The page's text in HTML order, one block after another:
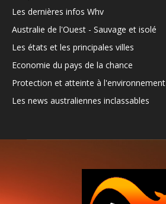
Les dernières infos Whv
Australie de l'Ouest - Sauvage et isolé
Les états et les principales villes
Economie du pays de la chance
Protection et atteinte à l'environnement
Les news australiennes inclassables